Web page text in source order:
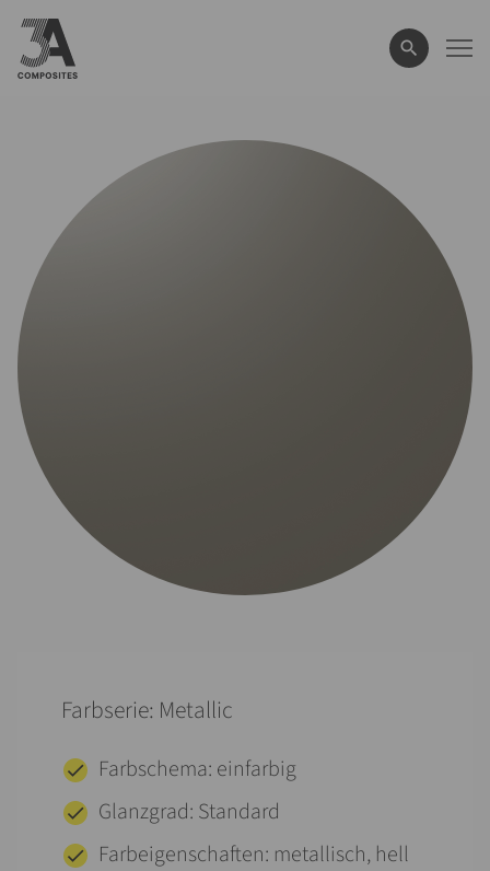
eingeben
Farbserie: Metallic
Farbschema: einfarbig
Glanzgrad: Standard
Farbeigenschaften: metallisch, hell